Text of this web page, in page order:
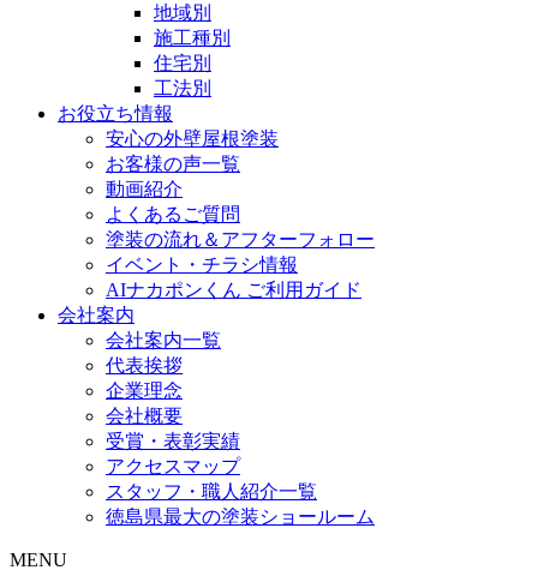
地域別
施工種別
住宅別
工法別
お役立ち情報
安心の外壁屋根塗装
お客様の声一覧
動画紹介
よくあるご質問
塗装の流れ＆アフターフォロー
イベント・チラシ情報
AIナカポンくん ご利用ガイド
会社案内
会社案内一覧
代表挨拶
企業理念
会社概要
受賞・表彰実績
アクセスマップ
スタッフ・職人紹介一覧
徳島県最大の塗装ショールーム
MENU